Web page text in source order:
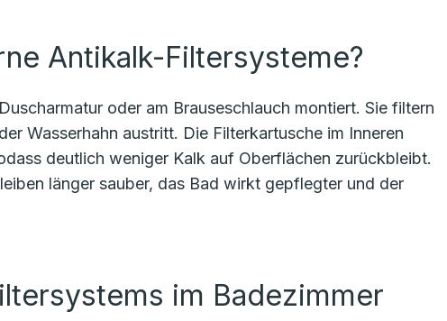
Antikalk-Filtersysteme?
oder am Brauseschlauch montiert. Sie filtern
Wasserhahn austritt. Die Filterkartusche im Inneren
deutlich weniger Kalk auf Oberflächen zurückbleibt.
länger sauber, das Bad wirkt gepflegter und der
im Badezimmer